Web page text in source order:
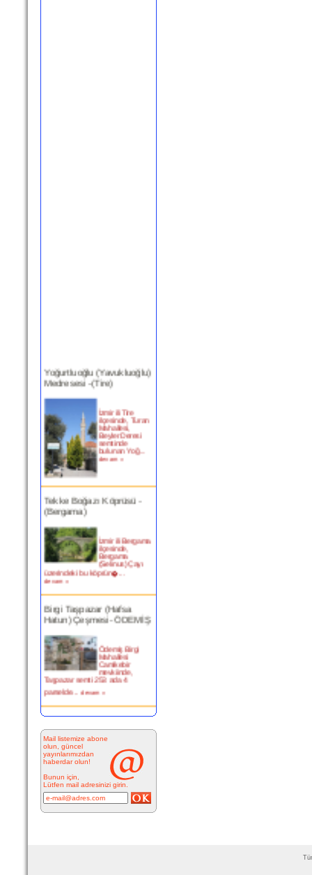
Medresesi -(Tire)
ilçesinde, Turan
Mahallesi,
Beyler Deresi
semtinde
bulunan Yoğ...
devam »
Tekke Boğazı Köprüsü -
(Bergama)
ilçesinde,
Bergama
(Selinus) Çayı
üzerindeki bu köprün�...
devam »
Birgi Taşpazar (Hafsa
Hatun) Çeşmesi- ÖDEMİŞ
Mahallesi
Camikebir
mevkiinde,
Taşpazar semti 253 ada 4
parselde... devam »
Kitabesiz Çeşmeler 4-
Resimde
görülen çeşme
İnkilap Caddesi
üzerinde yer
alan çarşı
bitiminde...
devam »
Mail listemize abone
olun, güncel
yayınlarımızdan
haberdar olun!
Bunun için,
Lütfen mail adresinizi girin.